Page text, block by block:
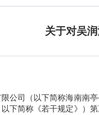
关于对吴
公司 （以下简称海南南亭
下简称《若干规定》）第